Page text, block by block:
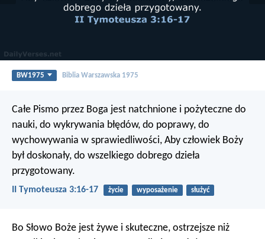
BW1975 Biblia Warszawska 1975
Całe Pismo przez Boga jest natchnione i pożyteczne do
nauki, do wykrywania błędów, do poprawy, do
wychowywania w sprawiedliwości, Aby człowiek Boży
był doskonały, do wszelkiego dobrego dzieła
przygotowany.
II Tymoteusza 3:16-17 życie wyposażenie służyć
Bo Słowo Boże jest żywe i skuteczne, ostrzejsze niż